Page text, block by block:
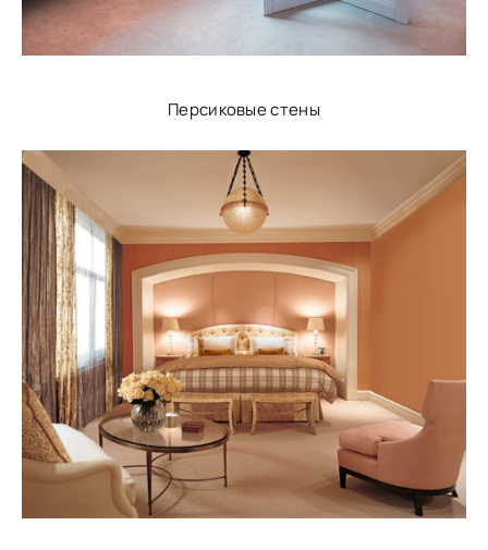
Персиковые стены